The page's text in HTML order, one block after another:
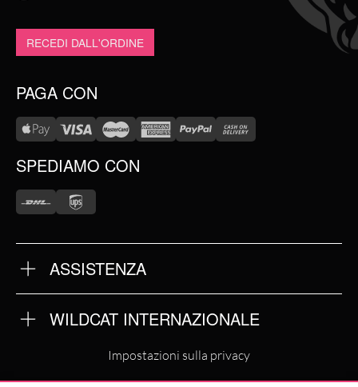
RECEDI DALL'ORDINE
PAGA CON
SPEDIAMO CON
ASSISTENZA
TERMINI E CONDIZIONI
PRIVACY POLICY
PARTNERS CERTIFICATI
WILDCAT INTERNAZIONALE
WILDCAT INTERNATIONAL
WILDCAT DEUTSCHLAND
Impostazioni sulla privacy